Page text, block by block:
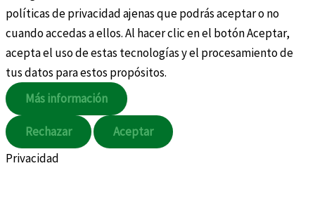
políticas de privacidad ajenas que podrás aceptar o no
cuando accedas a ellos. Al hacer clic en el botón Aceptar,
acepta el uso de estas tecnologías y el procesamiento de
tus datos para estos propósitos.
Más información
Rechazar
Aceptar
Privacidad